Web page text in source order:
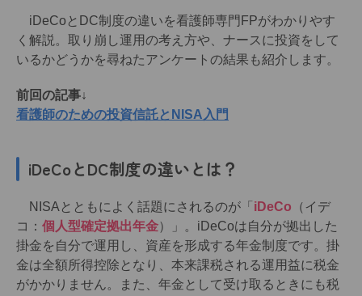
iDeCoとDC制度の違いを看護師専門FPがわかりやす
く解説。取り崩し運用の考え方や、ナースに投資をして
いるかどうかを尋ねたアンケートの結果も紹介します。
前回の記事↓
看護師のための投資信託とNISA入門
iDeCoとDC制度の違いとは？
NISAとともによく話題にされるのが「 iDeCo （イデ
コ： 個人型確定拠出年金）」。iDeCoは自分が拠出した
掛金を自分で運用し、資産を形成する年金制度です。掛
金は全額所得控除となり、本来課税される運用益に税金
がかかりません。また、年金として受け取るときにも税